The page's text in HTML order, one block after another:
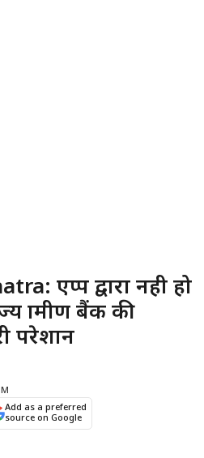
एप्प द्वारा नही हो
ग्रामीण बैंक की
परेशान
Add as a preferred
source on Google